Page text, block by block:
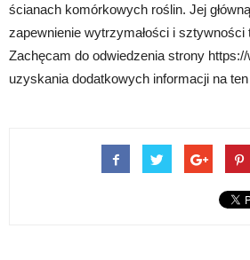
ścianach komórkowych roślin. Jej
zapewnienie wytrzymałości i sztywności
Zachęcam do odwiedzenia strony
uzyskania dodatkowych informacji na